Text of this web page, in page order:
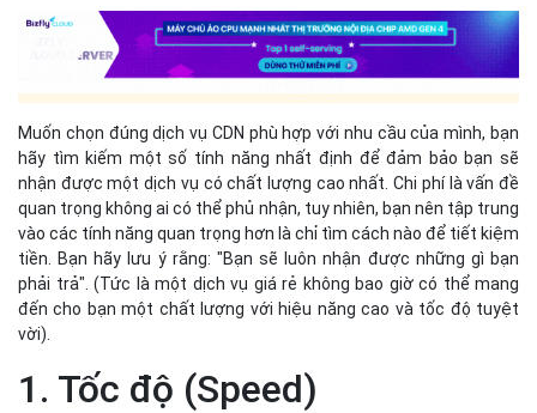
Muốn chọn đúng dịch vụ CDN phù hợp với nhu cầu của mình, bạn
hãy tìm kiếm một số tính năng nhất định để đảm bảo bạn sẽ
nhận được một dịch vụ có chất lượng cao nhất. Chi phí là vấn đề
quan trọng không ai có thể phủ nhận, tuy nhiên, bạn nên tập trung
vào các tính năng quan trọng hơn là chỉ tìm cách nào để tiết kiệm
tiền. Bạn hãy lưu ý rằng: "Bạn sẽ luôn nhận được những gì bạn
phải trả". (Tức là một dịch vụ giá rẻ không bao giờ có thể mang
đến cho bạn một chất lượng với hiệu năng cao và tốc độ tuyệt
vời).
1. Tốc độ (Speed)